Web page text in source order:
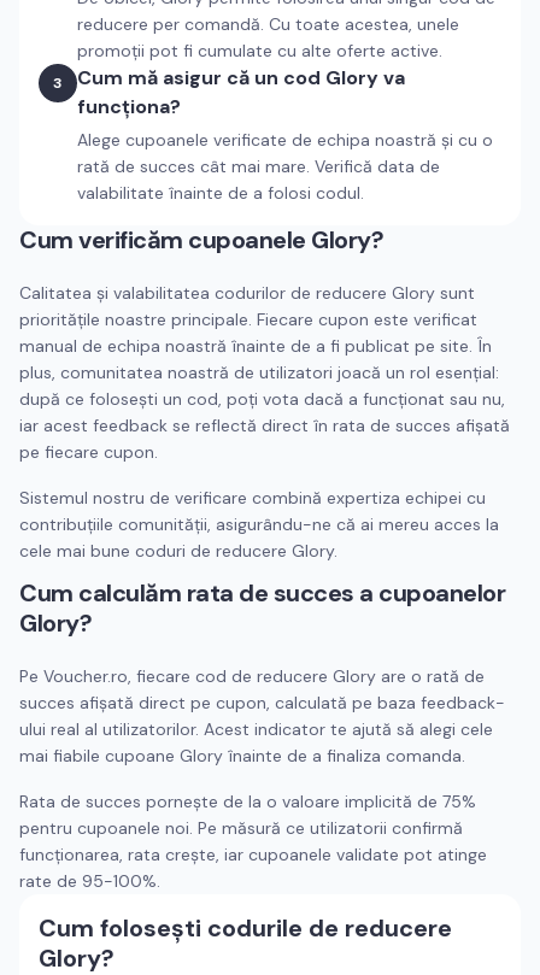
reducere per comandă. Cu toate acestea, unele
promoții pot fi cumulate cu alte oferte active.
3
Cum mă asigur că un cod Glory va
funcționa?
Alege cupoanele verificate de echipa noastră și cu o
rată de succes cât mai mare. Verifică data de
valabilitate înainte de a folosi codul.
Cum verificăm cupoanele Glory?
Calitatea și valabilitatea codurilor de reducere Glory sunt
prioritățile noastre principale. Fiecare cupon este verificat
manual de echipa noastră înainte de a fi publicat pe site. În
plus, comunitatea noastră de utilizatori joacă un rol esențial:
după ce folosești un cod, poți vota dacă a funcționat sau nu,
iar acest feedback se reflectă direct în rata de succes afișată
pe fiecare cupon.
Sistemul nostru de verificare combină expertiza echipei cu
contribuțiile comunității, asigurându-ne că ai mereu acces la
cele mai bune coduri de reducere Glory.
Cum calculăm rata de succes a cupoanelor
Glory?
Pe Voucher.ro, fiecare cod de reducere Glory are o rată de
succes afișată direct pe cupon, calculată pe baza feedback-
ului real al utilizatorilor. Acest indicator te ajută să alegi cele
mai fiabile cupoane Glory înainte de a finaliza comanda.
Rata de succes pornește de la o valoare implicită de 75%
pentru cupoanele noi. Pe măsură ce utilizatorii confirmă
funcționarea, rata crește, iar cupoanele validate pot atinge
rate de 95-100%.
Cum folosești codurile de reducere
Glory?